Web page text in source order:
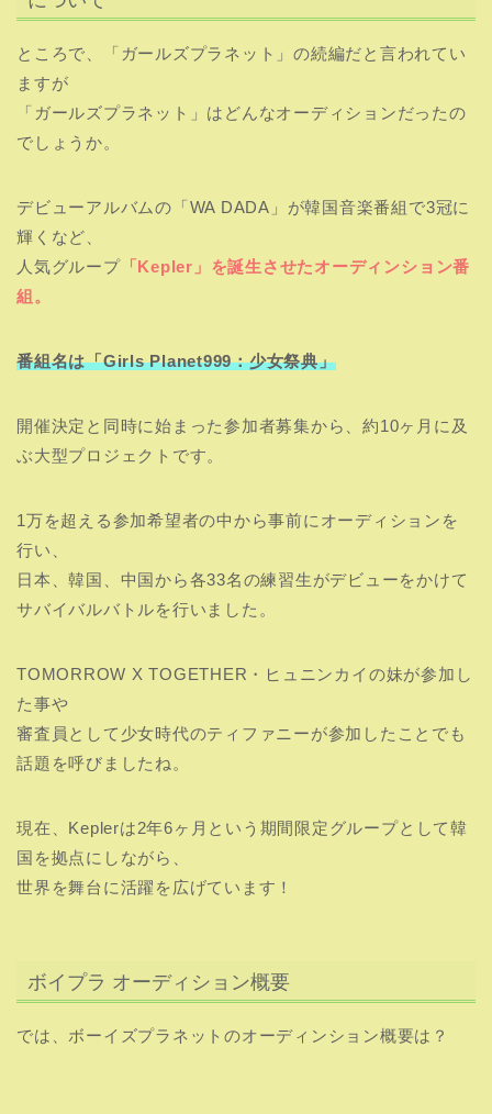
ところで、「ガールズプラネット」の続編だと言われてい
ますが
「ガールズプラネット」はどんなオーディションだったの
でしょうか。
デビューアルバムの「WA DADA」が韓国音楽番組で3冠に
輝くなど、
人気グループ「Kepler」を誕生させたオーディンション番
組。
番組名は「Girls Planet999：少女祭典」
開催決定と同時に始まった参加者募集から、約10ヶ月に及
ぶ大型プロジェクトです。
1万を超える参加希望者の中から事前にオーディションを
行い、
日本、韓国、中国から各33名の練習生がデビューをかけて
サバイバルバトルを行いました。
TOMORROW X TOGETHER・ヒュニンカイの妹が参加し
た事や
審査員として少女時代のティファニーが参加したことでも
話題を呼びましたね。
現在、Keplerは2年6ヶ月という期間限定グループとして韓
国を拠点にしながら、
世界を舞台に活躍を広げています！
ボイプラ オーディション概要
では、ボーイズプラネットのオーディンション概要は？